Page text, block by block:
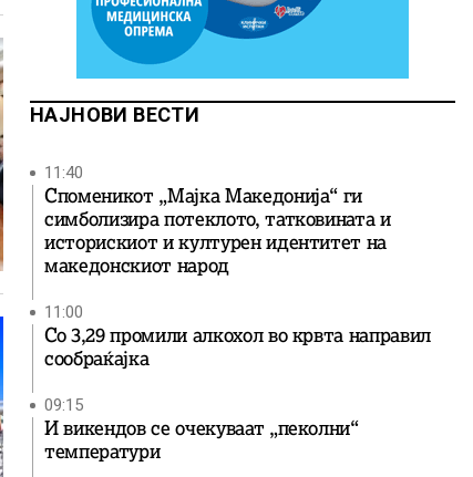
НАЈНОВИ ВЕСТИ
11:40
Споменикот „Мајка Македонија“ ги
симболизира потеклото, татковината и
историскиот и културен идентитет на
македонскиот народ
11:00
Со 3,29 промили алкохол во крвта направил
сообраќајка
09:15
И викендов се очекуваат „пеколни“
температури